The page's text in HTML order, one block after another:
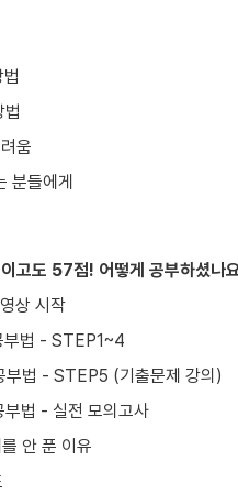
법
움
분들에게
고도 57점! 어떻게 공부하셨나
상 시작
부법 - STEP1~4
부법 - STEP5 (기출문제 강의)
부법 - 실전 모의고사
안 푼 이유